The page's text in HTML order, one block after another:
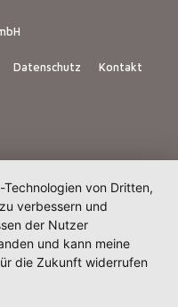
Datenschutz Kontakt
von Dritten,
verbessern und
der Nutzer
und kann meine
die Zukunft widerrufen